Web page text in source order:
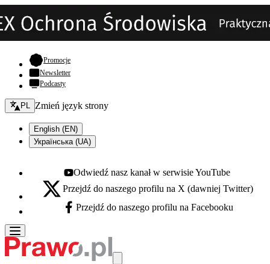
Promocje- otwiera się w nowej karcie
Newsletter
Podcasty
Zmień język - bieżący:
PL Zmień język strony
English (EN)
Українська (UA)
Youtube - otwiera się w nowej karcie
Odwiedź nasz kanał w serwisie YouTube
X - otwiera się w nowej karcie
Przejdź do naszego profilu na X (dawniej Twitter)
Facebook - otwiera się w nowej karcie
Przejdź do naszego profilu na Facebooku